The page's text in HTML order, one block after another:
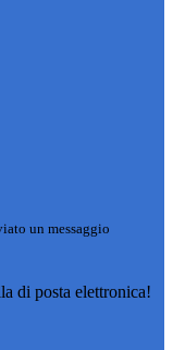
un messaggio
di posta elettronica!